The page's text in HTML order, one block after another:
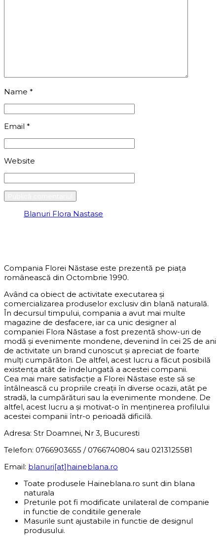
Name *
Email *
Website
Blanuri Flora Nastase
Compania Florei Năstase este prezentă pe piața
românească din Octombrie 1990.
Având ca obiect de activitate executarea și
comercializarea produselor exclusiv din blană naturală.
În decursul timpului, compania a avut mai multe
magazine de desfacere, iar ca unic designer al
companiei Flora Năstase a fost prezentă show-uri de
modă și evenimente mondene, devenind în cei 25 de ani
de activitate un brand cunoscut și apreciat de foarte
mulți cumpărători. De altfel, acest lucru a făcut posibilă
existența atât de îndelungată a acestei companii.
Cea mai mare satisfacție a Florei Năstase este să se
întâlnească cu propriile creații în diverse ocazii, atât pe
stradă, la cumpărături sau la evenimente mondene. De
altfel, acest lucru a și motivat-o în menținerea profilului
acestei companii într-o perioadă dificilă.
Adresa: Str Doamnei, Nr 3, Bucuresti
Telefon: 0766903655 / 0766740804 sau 0213125581
Email: blanuri[at]haineblana.ro
Toate produsele Haineblana.ro sunt din blana
naturala
Preturile pot fi modificate unilateral de companie
in functie de conditiile generale
Masurile sunt ajustabile in functie de designul
produsului.